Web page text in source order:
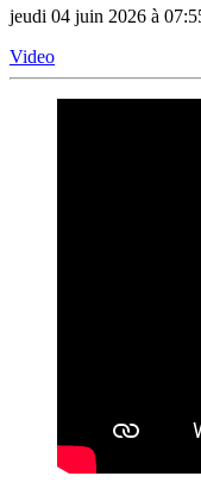
jeudi 04 juin 2026 à
Video